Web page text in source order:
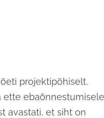
projektipõhiselt.
ette ebaõnnestumisele
avastati, et siht on